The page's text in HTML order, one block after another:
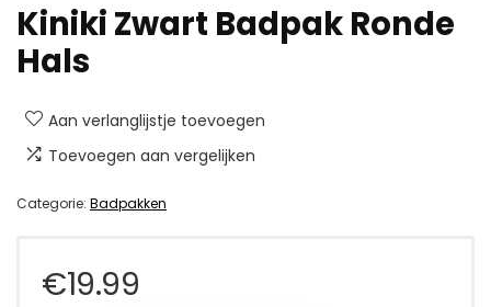
Kiniki Zwart Badpak Ronde
Hals
Aan verlanglijstje toevoegen
Toevoegen aan vergelijken
Categorie: Badpakken
€19.99